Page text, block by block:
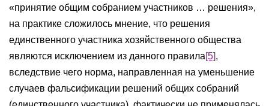
«принятие общим собранием участников … решения»,
на практике сложилось мнение, что решения
единственного участника хозяйственного общества
являются исключением из данного правила[5],
вследствие чего норма, направленная на уменьшение
случаев фальсификации решений общих собраний